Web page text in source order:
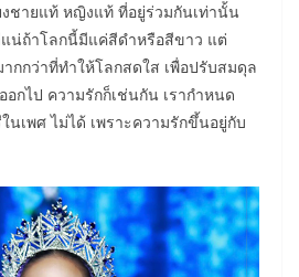
ชายแท้ หญิงแท้ ที่อยู่ร่วมกันเท่านั้น
แน่ถ้าโลกนี้มีแค่สีดำหรือสีขาว แต่
กกว่าที่ทำให้โลกสดใส เพื่อปรับสมดุล
กไป ความรักก็เช่นกัน เรากำหนด
นเพศ ไม่ได้ เพราะความรักขึ้นอยู่กับ